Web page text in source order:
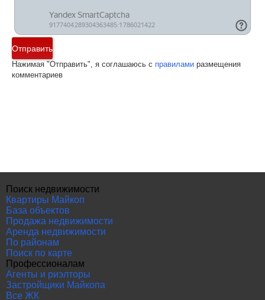
Отправить
Нажимая "Отправить", я соглашаюсь с правилами размещения
комментариев
Поиск недвижимости
Квартиры Майкоп
База объектов
Продажа недвижимости
Аренда недвижимости
По районам
Поиск по карте
Профессионалам
Агенты и риэлторы
Застройщики Майкопа
Все ЖК